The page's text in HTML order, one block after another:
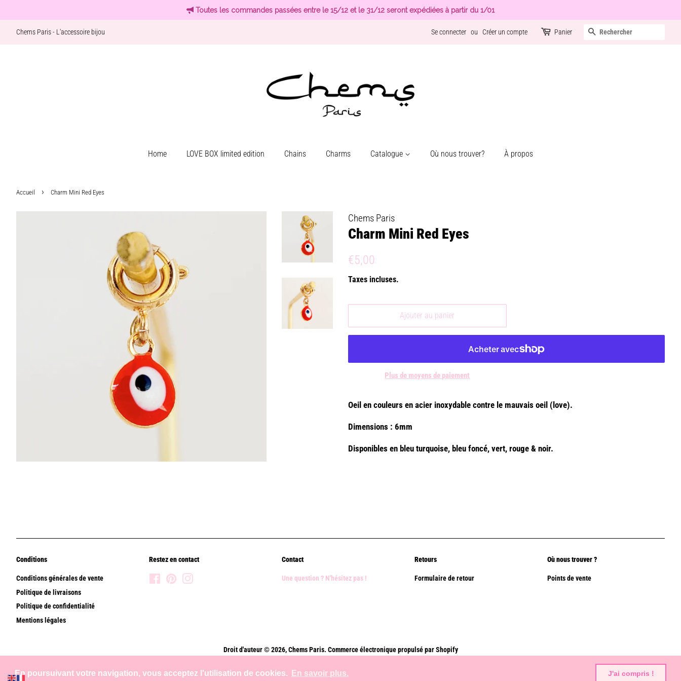
En poursuivant votre navigation, vous acceptez l'utilisation de cookies. En savoir plus. J'ai compris !
Toutes les commandes passées entre le 15/12 et le 31/12 seront expédiées à partir du 1/01
Chems Paris - L'accessoire bijou Se connecter ou Créer un compte Panier Recherche
Home LOVE BOX limited edition Chains Charms Catalogue Où nous trouver? À propos
Accueil › Charm Mini Red Eyes
Chems Paris
Charm Mini Red Eyes
Prix
€5,00
Taxes incluses.
Ajouter au panier
Plus de moyens de paiement
Oeil en couleurs en acier inoxydable contre le mauvais oeil (love).
Dimensions : 6mm
Disponibles en bleu turquoise, bleu foncé, vert, rouge & noir.
Conditions
Conditions générales de vente
Politique de livraisons
Politique de confidentialité
Mentions légales
Restez en contact
FacebookPinterest
Contact
Une question ? N'hésitez pas !
Retours
Formulaire de retour
Où nous trouver ?
Points de vente
Droit d'auteur © 2026,Chems Paris. Commerce électronique propulsé par Shopify